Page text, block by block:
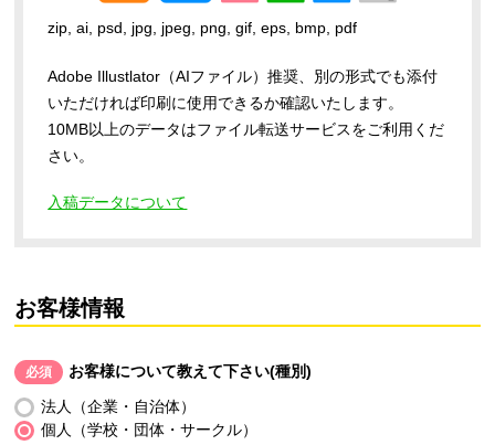
zip, ai, psd, jpg, jpeg, png, gif, eps, bmp, pdf
Adobe Illustlator（AIファイル）推奨、別の形式でも添付
いただければ印刷に使用できるか確認いたします。
10MB以上のデータはファイル転送サービスをご利用くだ
さい。
入稿データについて
お客様情報
必須 お客様について教えて下さい(種別)
法人（企業・自治体）
個人（学校・団体・サークル）